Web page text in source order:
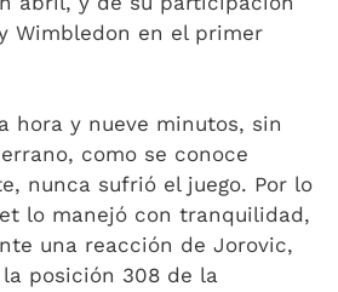
Wimbledon en el primer
hora y nueve minutos, sin
como se conoce
nunca sufrió el juego. Por lo
lo manejó con tranquilidad,
una reacción de Jorovic,
posición 308 de la